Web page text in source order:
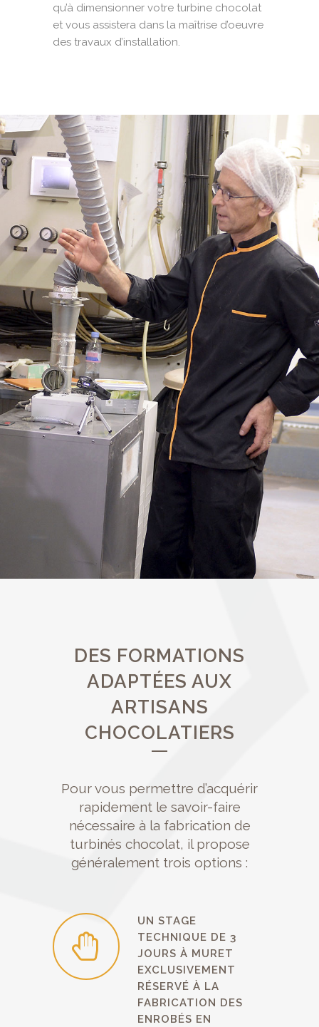
qu’à dimensionner votre turbine chocolat
et vous assistera dans la maîtrise d’oeuvre
des travaux d’installation.
DES FORMATIONS
ADAPTÉES AUX
ARTISANS
CHOCOLATIERS
Pour vous permettre d’acquérir
rapidement le savoir-faire
nécessaire à la fabrication de
turbinés chocolat, il propose
généralement trois options :
UN STAGE
TECHNIQUE DE 3
JOURS À MURET
EXCLUSIVEMENT
RÉSERVÉ À LA
FABRICATION DES
ENROBÉS EN